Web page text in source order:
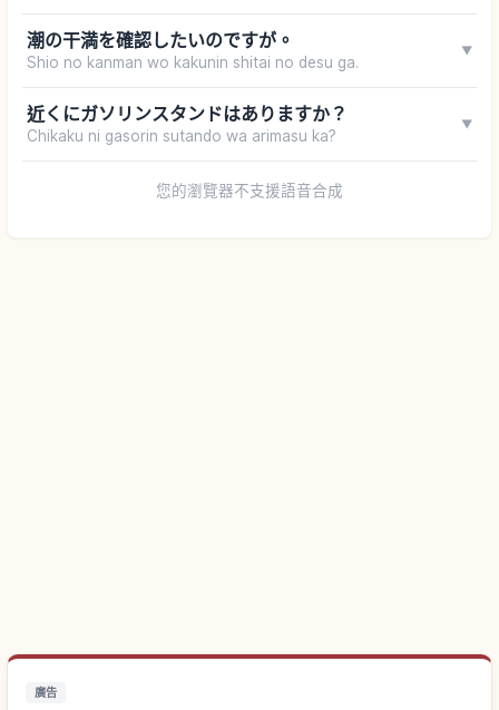
潮の干満を確認したいのですが。
Shio no kanman wo kakunin shitai no desu ga.
▼
近くにガソリンスタンドはありますか？
Chikaku ni gasorin sutando wa arimasu ka?
▼
您的瀏覽器不支援語音合成
廣告